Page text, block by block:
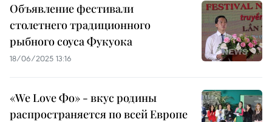
Объявление фестивали
столетнего традиционного
рыбного соуса Фукуока
18/06/2025 13:16
«We Love Фо» - вкус родины
распространяется по всей Европе